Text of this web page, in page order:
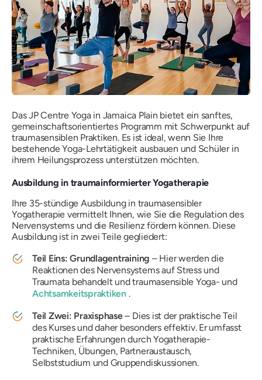
Das JP Centre Yoga in Jamaica Plain bietet ein sanftes,
gemeinschaftsorientiertes Programm mit Schwerpunkt auf
traumasensiblen Praktiken. Es ist ideal, wenn Sie Ihre
bestehende Yoga-Lehrtätigkeit ausbauen und Schüler in
ihrem Heilungsprozess unterstützen möchten.
Ausbildung in traumainformierter Yogatherapie
Ihre 35-stündige Ausbildung in traumasensibler
Yogatherapie vermittelt Ihnen, wie Sie die Regulation des
Nervensystems und die Resilienz fördern können. Diese
Ausbildung ist in zwei Teile gegliedert:
Teil Eins: Grundlagentraining – Hier werden die
Reaktionen des Nervensystems auf Stress und
Traumata behandelt und traumasensible Yoga- und
Achtsamkeitspraktiken.
Teil Zwei: Praxisphase– Dies ist der praktische Teil
des Kurses und daher besonders effektiv. Er umfasst
praktische Erfahrungen durch Yogatherapie-
Techniken, Übungen, Partneraustausch,
Selbststudium und Gruppendiskussionen.